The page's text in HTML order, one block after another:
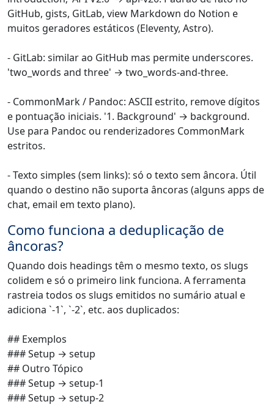
GitHub, gists, GitLab, view Markdown do Notion e
muitos geradores estáticos (Eleventy, Astro).
- GitLab: similar ao GitHub mas permite underscores.
'two_words and three' → two_words-and-three.
- CommonMark / Pandoc: ASCII estrito, remove dígitos
e pontuação iniciais. '1. Background' → background.
Use para Pandoc ou renderizadores CommonMark
estritos.
- Texto simples (sem links): só o texto sem âncora. Útil
quando o destino não suporta âncoras (alguns apps de
chat, email em texto plano).
Como funciona a deduplicação de
âncoras?
Quando dois headings têm o mesmo texto, os slugs
colidem e só o primeiro link funciona. A ferramenta
rastreia todos os slugs emitidos no sumário atual e
adiciona `-1`, `-2`, etc. aos duplicados:
## Exemplos
### Setup → setup
## Outro Tópico
### Setup → setup-1
### Setup → setup-2